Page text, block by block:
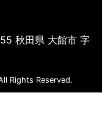
秋田県 大館市 字
Rights Reserved.